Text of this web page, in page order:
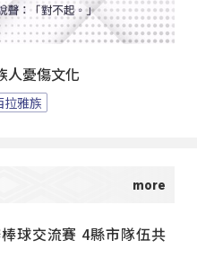
人憂傷文化
拉雅族
球交流賽 4縣市隊伍共